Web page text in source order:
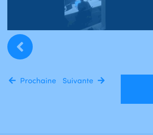
Prochaine Suivante